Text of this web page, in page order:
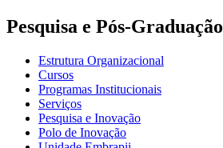
Pesquisa e Pós-Graduação
Estrutura Organizacional
Cursos
Programas Institucionais
Serviços
Pesquisa e Inovação
Polo de Inovação